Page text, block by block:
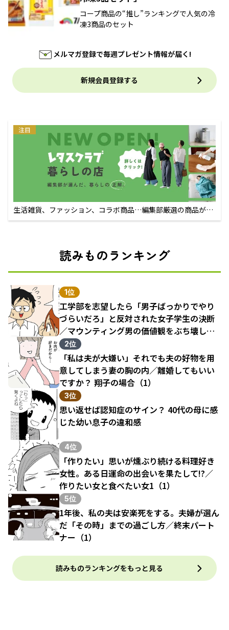
コープ商品の“推し”ランキングで人気の冷
凍3商品のセット
メルマガ登録で毎週プレゼント情報が届く!
新規会員登録する
注目
生活雑貨、ファッション、コラボ商品…編集部厳選の商品が買
えるECサイト
読みものランキング
1位
工学部を志望したら「男子ばっかりでやり
づらいだろ」と反対された女子学生の決断
／マウンティング男の価値観をぶち壊した
結果（1）
2位
「私は夫が大嫌い」それでも夫の好物を用
意してしまう妻の胸の内／離婚してもいい
ですか？ 翔子の場合（1）
3位
思い返せば認知症のサイン？ 40代の母に感
じた幼い息子の違和感
4位
「作りたい」思いが燻ぶり続ける料理好き
女性。ある日運命の出会いを果たして!?／
作りたい女と食べたい女1（1）
5位
1年後、私の夫は安楽死をする。夫婦が選ん
だ「その時」までの過ごし方／終末パート
ナー（1）
読みものランキングをもっと見る